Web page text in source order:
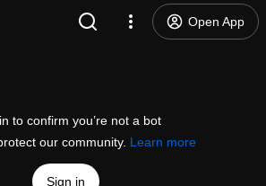
Open App
to confirm you’re not a bot
our community. Learn more
Sign in